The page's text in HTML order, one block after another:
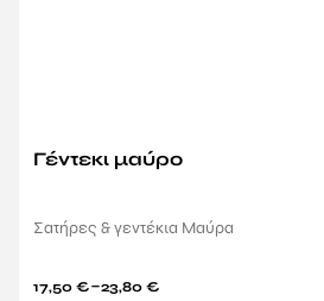
Γέντεκι μαύρο
Σατήρες & γεντέκια Μαύρα
17,50 €–23,80 €